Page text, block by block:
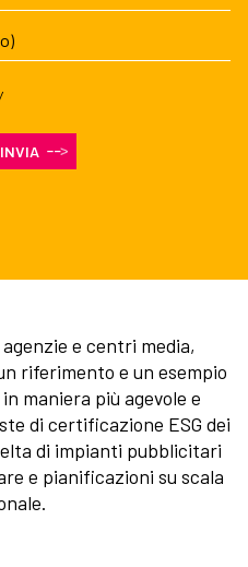
e centri media,
riferimento e un esempio
maniera più agevole e
di certificazione ESG dei
di impianti pubblicitari
e pianificazioni su scala